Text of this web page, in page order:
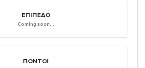
ΕΠΊΠΕΔΟ
Coming soon...
ΠΌΝΤΟΙ